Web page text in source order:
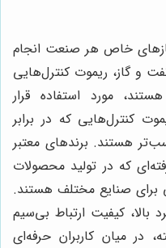
خاص هر صنعت انجام
و گاز، ریموت کنترل‌هایی
مورد استفاده قرار
کنترل‌هایی که در برابر
هستند. برندهای معتبر
که در تولید محصولات
برای صنایع مختلف هستند.
بالا، کیفیت ارتباط بی‌سیم
در میان کاربران حرفه‌ای